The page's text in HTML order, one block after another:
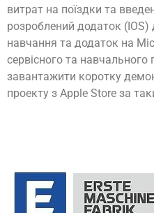
витрат на поїздки та
розроблений додаток
навчання та додаток на
сервісного та
завантажити коротку
проекту з Apple Store за